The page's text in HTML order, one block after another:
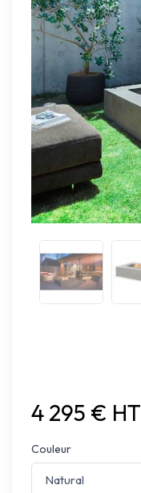
4 295 € HT
Couleur